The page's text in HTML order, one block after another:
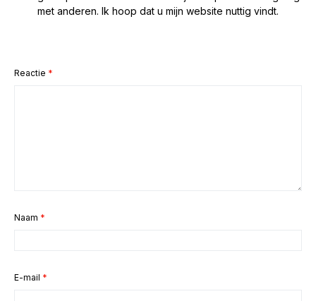
met anderen. Ik hoop dat u mijn website nuttig vindt.
Reactie *
Naam *
E-mail *